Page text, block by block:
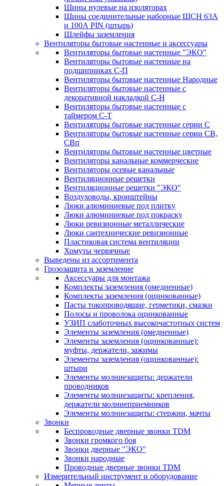
Шины нулевые на изоляторах
Шины соединительные наборные ШСН 63A
и 100А PIN (штырь)
Шлейфы заземления
Вентиляторы бытовые настенные и аксессуары
Вентиляторы бытовые настенные "ЭКО"
Вентиляторы бытовые настенные на
подшипниках С-П
Вентиляторы бытовые настенные Народные
Вентиляторы бытовые настенные с
декоративной накладкой С-Н
Вентиляторы бытовые настенные с
таймером С-Т
Вентиляторы бытовые настенные серии С
Вентиляторы бытовые настенные серии СВ,
СВп
Вентиляторы бытовые настенные цветные
Вентиляторы канальные коммерческие
Вентиляторы осевые канальные
Вентиляционные решетки
Вентиляционные решетки "ЭКО"
Воздуховоды, кронштейны
Люки алюминиевые под плитку
Люки алюминиевые под покраску
Люки ревизионные металлические
Люки сантехнические ревизионные
Пластиковая система вентиляции
Хомуты червячные
Выведены из ассортимента
Грозозащита и заземление
Аксессуары для монтажа
Комплекты заземления (омедненные)
Комплекты заземления (оцинкованные)
Пасты токопроводящие, герметики, смазки
Полосы и проволока оцинкованные
УЗИП слаботочных высокочастотных систем
Элементы заземления (омедненные)
Элементы заземления (оцинкованные):
муфты, держатели, зажимы
Элементы заземления (оцинкованные):
штыри
Элементы молниезащиты: держатели
проводников
Элементы молниезащиты: крепления,
держатели молниеприемников
Элементы молниезащиты: стержни, мачты
Звонки
Беспроводные дверные звонки TDM
Звонки громкого боя
Звонки дверные "ЭКО"
Звонки народные
Проводные дверные звонки TDM
Измерительный инструмент и оборудование